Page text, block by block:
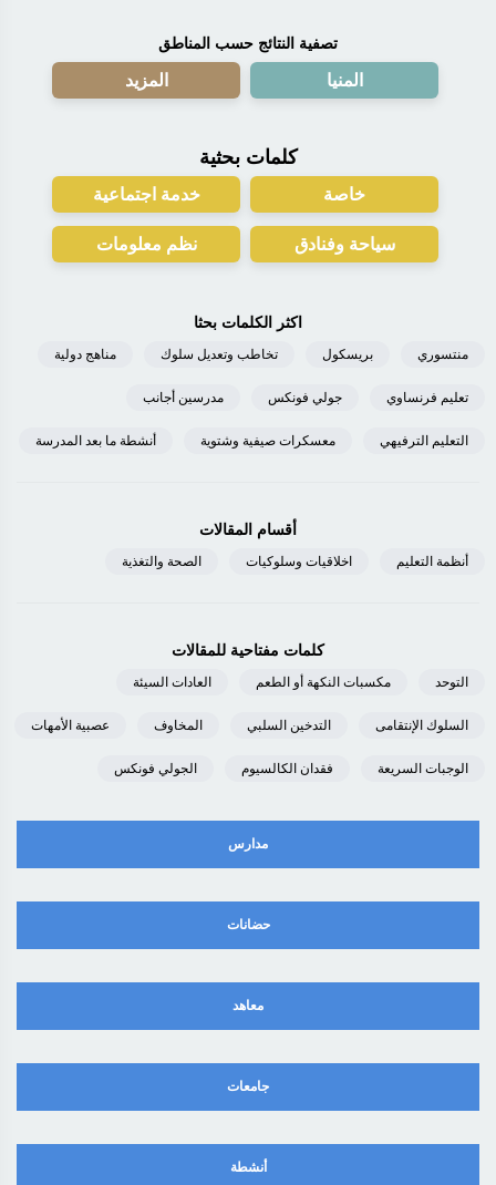
تصفية النتائج حسب المناطق
المنيا المزيد
كلمات بحثية
خاصة خدمة اجتماعية
سياحة وفنادق نظم معلومات
اكثر الكلمات بحثا
منتسوري بريسكول تخاطب وتعديل سلوك مناهج دولية
تعليم فرنساوي جولي فونكس مدرسين أجانب
التعليم الترفيهي معسكرات صيفية وشتوية أنشطة ما بعد المدرسة
أقسام المقالات
أنظمة التعليم اخلاقيات وسلوكيات الصحة والتغذية
كلمات مفتاحية للمقالات
التوحد مكسبات النكهة أو الطعم العادات السيئة
السلوك الإنتقامى التدخين السلبي المخاوف عصبية الأمهات
الوجبات السريعة فقدان الكالسيوم الجولي فونكس
مدارس
حضانات
معاهد
جامعات
أنشطة